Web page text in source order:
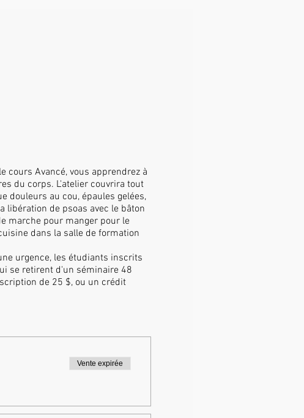
cours Avancé, vous apprendrez à
du corps. L'atelier couvrira tout
douleurs au cou, épaules gelées,
libération de psoas avec le bâton
marche pour manger pour le
dans la salle de formation
urgence, les étudiants inscrits
se retirent d'un séminaire 48
de 25 $, ou un crédit
Il ne sera ni vendu ni partagé.
Vente expirée